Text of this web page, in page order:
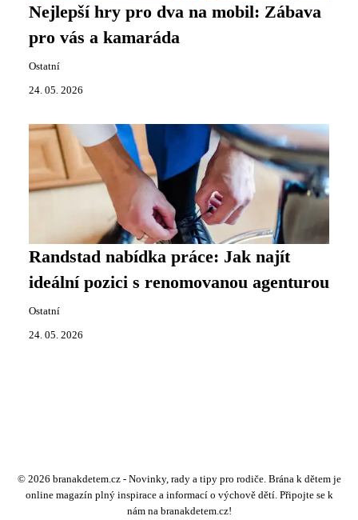
Nejlepší hry pro dva na mobil: Zábava
pro vás a kamaráda
Ostatní
24. 05. 2026
Randstad nabídka práce: Jak najít
ideální pozici s renomovanou agenturou
Ostatní
24. 05. 2026
© 2026 branakdetem.cz - Novinky, rady a tipy pro rodiče. Brána k dětem je
online magazín plný inspirace a informací o výchově dětí. Připojte se k
nám na branakdetem.cz!